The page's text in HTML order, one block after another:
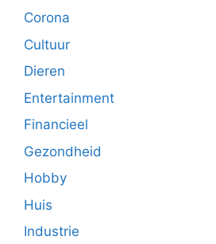
Corona
Cultuur
Dieren
Entertainment
Financieel
Gezondheid
Hobby
Huis
Industrie